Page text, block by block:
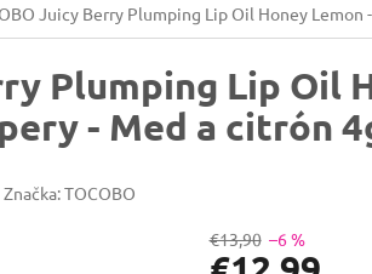
Juicy Berry Plumping Lip Oil Honey Lemon
Plumping Lip Oil
- Med a citrón
Značka:TOCOBO
€13,90 –6 %